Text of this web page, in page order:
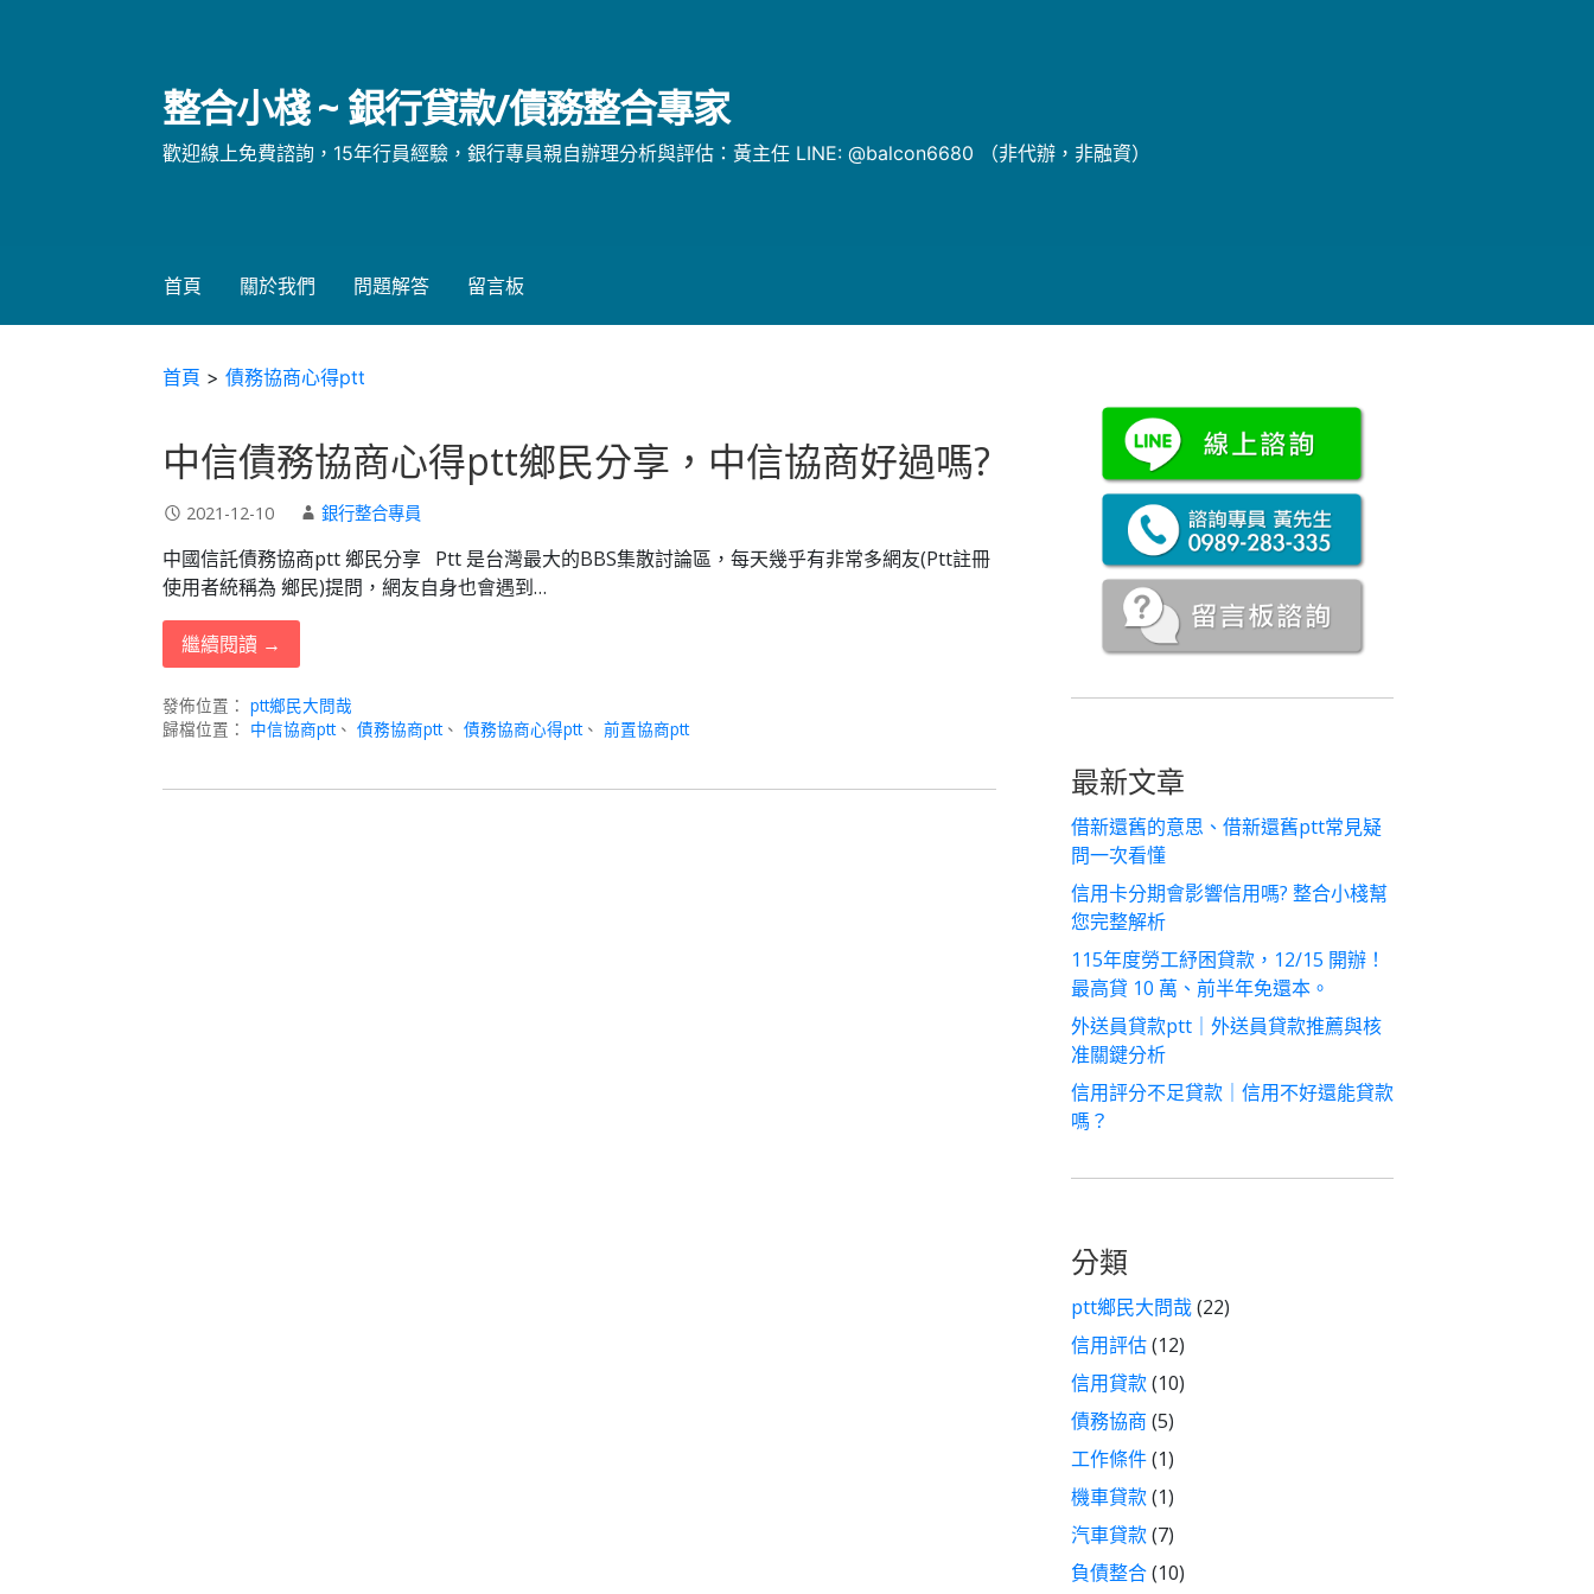
整合小棧 ~ 銀行貸款/債務整合專家
歡迎線上免費諮詢，15年行員經驗，銀行專員親自辦理分析與評估：黃主任 LINE: @balcon6680 （非代辦，非融資）
首頁 關於我們 問題解答 留言板
首頁 >債務協商心得ptt
中信債務協商心得ptt鄉民分享，中信協商好過嗎?
2021-12-10 銀行整合專員
中國信託債務協商ptt 鄉民分享 Ptt 是台灣最大的BBS集散討論區，每天幾乎有非常多網友(Ptt註冊
使用者統稱為 鄉民)提問，網友自身也會遇到…
繼續閱讀 →
發佈位置：ptt鄉民大問哉
歸檔位置： 中信協商ptt、債務協商ptt、債務協商心得ptt、前置協商ptt
最新文章
借新還舊的意思、借新還舊ptt常見疑
問一次看懂
信用卡分期會影響信用嗎? 整合小棧幫
您完整解析
115年度勞工紓困貸款，12/15 開辦！
最高貸 10 萬、前半年免還本。
外送員貸款ptt｜外送員貸款推薦與核
准關鍵分析
信用評分不足貸款｜信用不好還能貸款
嗎？
分類
ptt鄉民大問哉(22)
信用評估(12)
信用貸款(10)
債務協商 (5)
工作條件(1)
機車貸款(1)
汽車貸款(7)
負債整合(10)